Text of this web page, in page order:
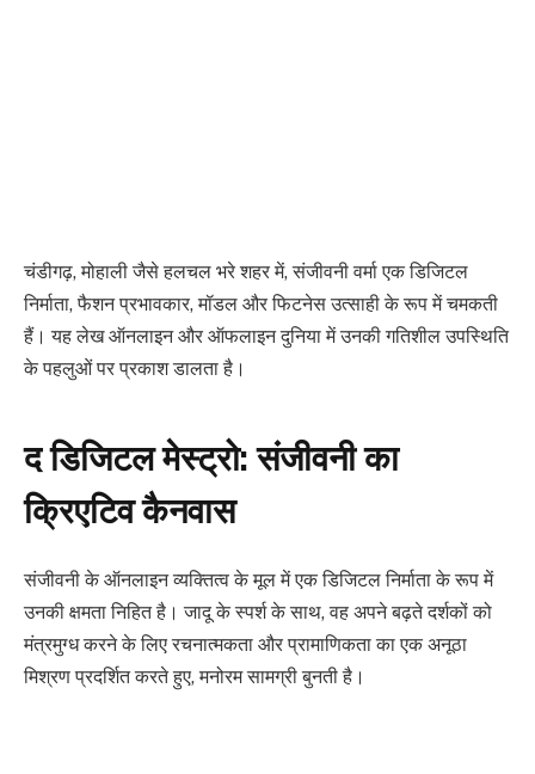
चंडीगढ़, मोहाली जैसे हलचल भरे शहर में, संजीवनी वर्मा एक डिजिटल
निर्माता, फैशन प्रभावकार, मॉडल और फिटनेस उत्साही के रूप में चमकती
हैं। यह लेख ऑनलाइन और ऑफलाइन दुनिया में उनकी गतिशील उपस्थिति
के पहलुओं पर प्रकाश डालता है।
द डिजिटल मेस्ट्रो: संजीवनी का
क्रिएटिव कैनवास
संजीवनी के ऑनलाइन व्यक्तित्व के मूल में एक डिजिटल निर्माता के रूप में
उनकी क्षमता निहित है। जादू के स्पर्श के साथ, वह अपने बढ़ते दर्शकों को
मंत्रमुग्ध करने के लिए रचनात्मकता और प्रामाणिकता का एक अनूठा
मिश्रण प्रदर्शित करते हुए, मनोरम सामग्री बुनती है।